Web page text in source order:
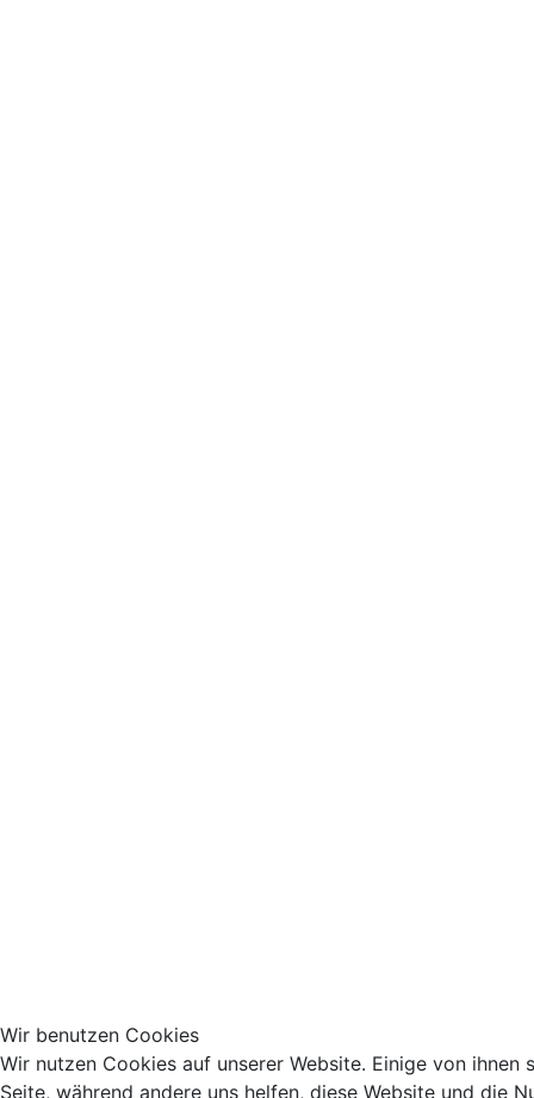
Wir benutzen Cookies
Wir nutzen Cookies auf unserer Website. Einige von ihnen
Seite, während andere uns helfen, diese Website und die